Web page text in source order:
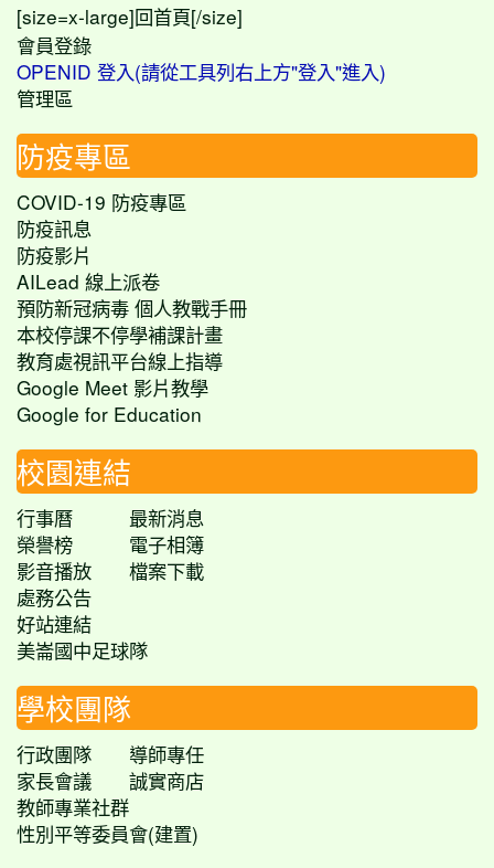
[size=x-large] 回首頁[/size]
會員登錄
OPENID 登入(請從工具列右上方"登入"進入)
管理區
防疫專區
COVID-19 防疫專區
防疫訊息
防疫影片
AILead 線上派卷
預防新冠病毒 個人教戰手冊
本校停課不停學補課計畫
教育處視訊平台線上指導
Google Meet 影片教學
Google for Education
校園連結
行事曆
最新消息
榮譽榜
電子相簿
影音播放
檔案下載
處務公告
好站連結
美崙國中足球隊
學校團隊
行政團隊
導師專任
家長會議
誠實商店
教師專業社群
性別平等委員會(建置)